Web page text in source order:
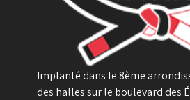
Implanté dans le 8ème
des halles sur le boulevard des